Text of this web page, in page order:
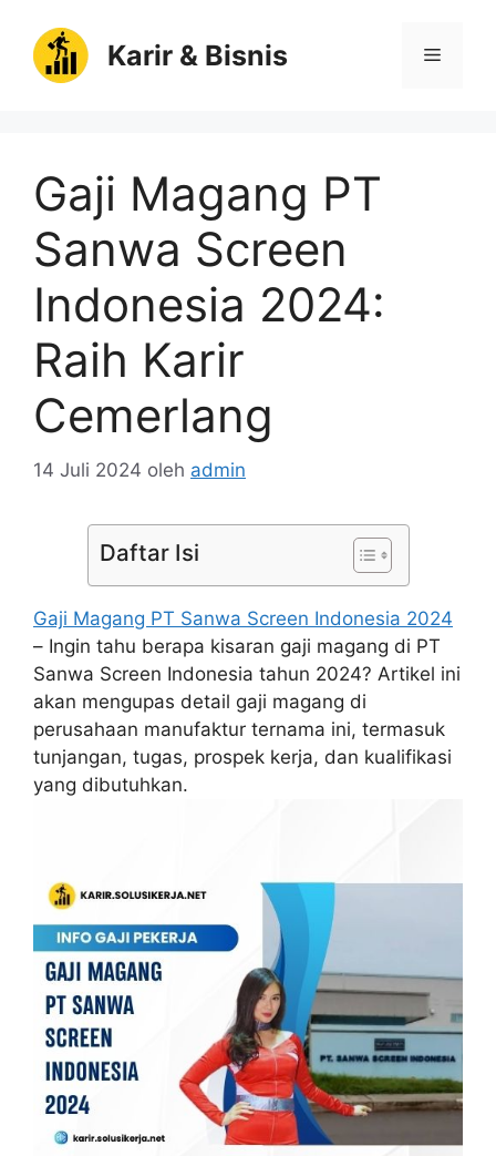
Karir & Bisnis Menu
Gaji Magang PT
Sanwa Screen
Indonesia 2024:
Raih Karir
Cemerlang
14 Juli 2024 oleh admin
Daftar Isi
Gaji Magang PT Sanwa Screen Indonesia 2024
– Ingin tahu berapa kisaran gaji magang di PT
Sanwa Screen Indonesia tahun 2024? Artikel ini
akan mengupas detail gaji magang di
perusahaan manufaktur ternama ini, termasuk
tunjangan, tugas, prospek kerja, dan kualifikasi
yang dibutuhkan.